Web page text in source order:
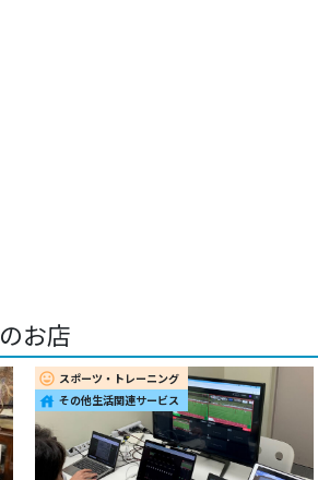
お店
insert_emoticon スポーツ・トレーニング
house その他生活関連サービス